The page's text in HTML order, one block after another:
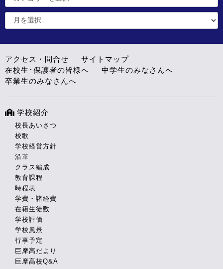
アクセス・問合せ
サイトマップ
在校生･保護者の皆様へ
中学生のみなさんへ
卒業生のみなさんへ
学校紹介
校長あいさつ
校歌
学校経営方針
沿革
クラス編成
教育課程
時程表
学費・諸経費
在籍生徒数
学校評価
学校風景
行事予定
巨摩高だより
巨摩高校Q&A